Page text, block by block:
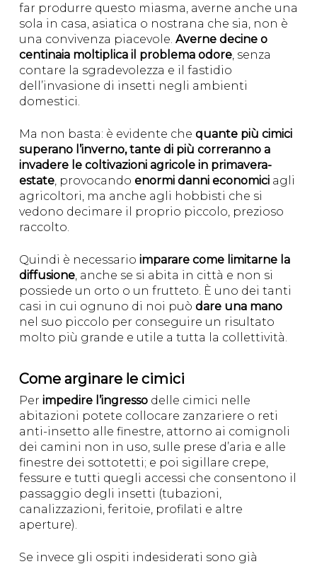
far produrre questo miasma, averne anche una
sola in casa, asiatica o nostrana che sia, non è
una convivenza piacevole. Averne decine o
centinaia moltiplica il problema odore, senza
contare la sgradevolezza e il fastidio
dell’invasione di insetti negli ambienti
domestici.
Ma non basta: è evidente che quante più cimici
superano l’inverno, tante di più correranno a
invadere le coltivazioni agricole in primavera-
estate, provocando enormi danni economiciagli
agricoltori, ma anche agli hobbisti che si
vedono decimare il proprio piccolo, prezioso
raccolto.
Quindi è necessario imparare come limitarne la
diffusione, anche se si abita in città e non si
possiede un orto o un frutteto. È uno dei tanti
casi in cui ognuno di noi può dare una mano
nel suo piccolo per conseguire un risultato
molto più grande e utile a tutta la collettività.
Come arginare le cimici
Per impedire l’ingressodelle cimici nelle
abitazioni potete collocare zanzariere o reti
anti-insetto alle finestre, attorno ai comignoli
dei camini non in uso, sulle prese d’aria e alle
finestre dei sottotetti; e poi sigillare crepe,
fessure e tutti quegli accessi che consentono il
passaggio degli insetti (tubazioni,
canalizzazioni, feritoie, profilati e altre
aperture).
Se invece gli ospiti indesiderati sono già